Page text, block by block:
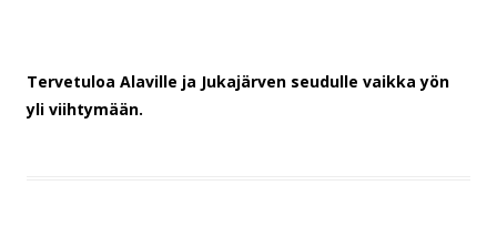
Tervetuloa Alaville ja Jukajärven seudulle vaikka yön
yli viihtymään.